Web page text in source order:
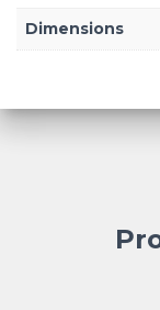
Dimensions